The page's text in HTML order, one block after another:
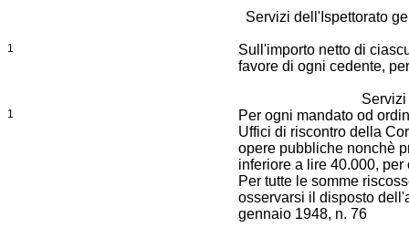
Servizi dell'Ispettorato
1
Sull'importo netto di
favore di ogni cedente,
1
Per ogni mandato od
Uffici di riscontro della
opere pubbliche nonchè
inferiore a lire 40.000,
Per tutte le somme
osservarsi il disposto
gennaio 1948, n. 76